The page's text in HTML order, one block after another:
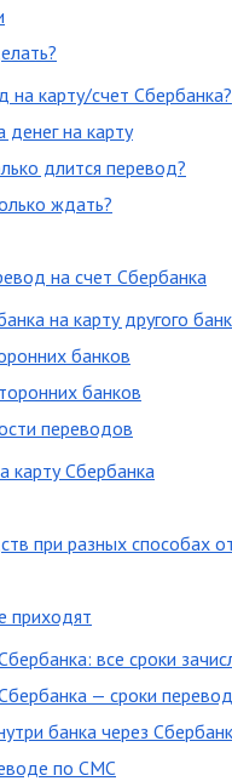
на карту/счет Сбербанка?
на карту
длится перевод?
ждать?
на счет Сбербанка
на карту другого
банков
банков
переводов
карту Сбербанка
при разных способах
приходят
все сроки
— сроки
банка через
по СМС